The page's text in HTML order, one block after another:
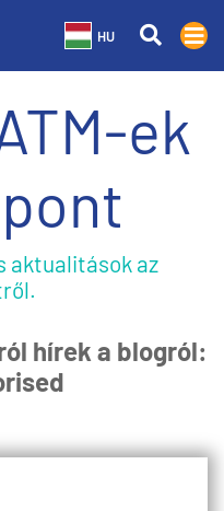
HU
ek
aktualitások az
hírek a blogról: